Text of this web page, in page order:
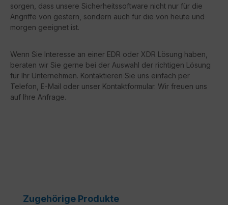
sorgen, dass unsere Sicherheitssoftware nicht nur für die
Angriffe von gestern, sondern auch für die von heute und
morgen geeignet ist.
Wenn Sie Interesse an einer EDR oder XDR Lösung haben,
beraten wir Sie gerne bei der Auswahl der richtigen Lösung
für Ihr Unternehmen. Kontaktieren Sie uns einfach per
Telefon, E-Mail oder unser Kontaktformular. Wir freuen uns
auf Ihre Anfrage.
Produktgalerie überspringen
Zugehörige Produkte